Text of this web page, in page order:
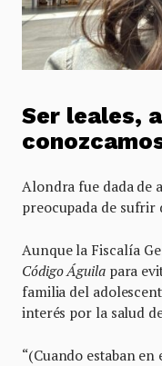
Ser leales,
Alondra fue dada de
preocupada de sufrir
Aunque la Fiscalía
Código Águilapara
familia del
interés por la salud
“(Cuando estaban